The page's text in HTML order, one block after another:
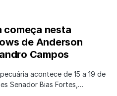
começa nesta
de Anderson
Campos
acontece de 15 a 19 de
Senador Bias Fortes,…